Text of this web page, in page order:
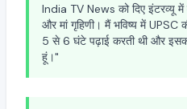
India TV News को दिए इंटरव्यू में
और मां गृहिणी। मैं भविष्य में UPSC
5 से 6 घंटे पढ़ाई करती थी और इसका
हूं।"